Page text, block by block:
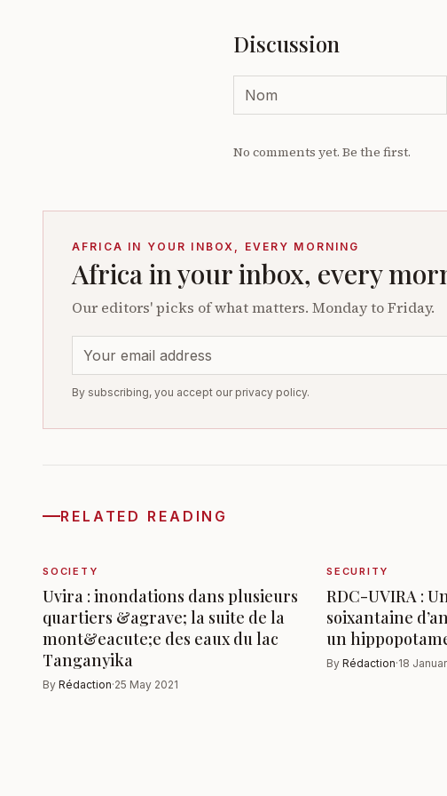
Discussion
No comments yet. Be the first.
AFRICA IN YOUR INBOX, EVERY MORNING
Africa in your inbox, every
Our editors' picks of what matters. Monday to Friday.
By subscribing, you accept our privacy policy.
RELATED READING
SOCIETY
Uvira : inondations dans plusieurs
quartiers &agrave; la suite de la
mont&eacute;e des eaux du lac
Tanganyika
By Rédaction·25 May 2021
SECURITY
RDC-UVIRA :
soixantaine
un
By Rédaction·18